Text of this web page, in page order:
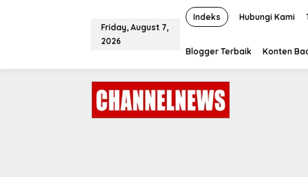
o
Friday, August 7,
2026
Indeks Hubungi Kami
Blogger Terbaik Konten